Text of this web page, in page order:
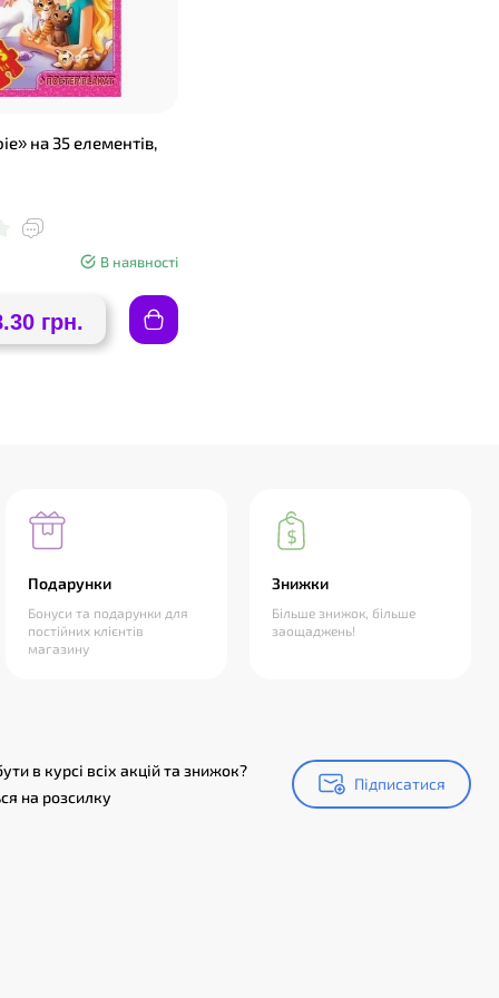
на 35 елементів,
В наявності
грн.
Подарунки
Бонуси та подарунки для
постійних клієнтів
магазину
Знижки
Більше знижок, більше
заощаджень!
в курсі всіх акцій та знижок?
на розсилку
Підписатися
Підписатися